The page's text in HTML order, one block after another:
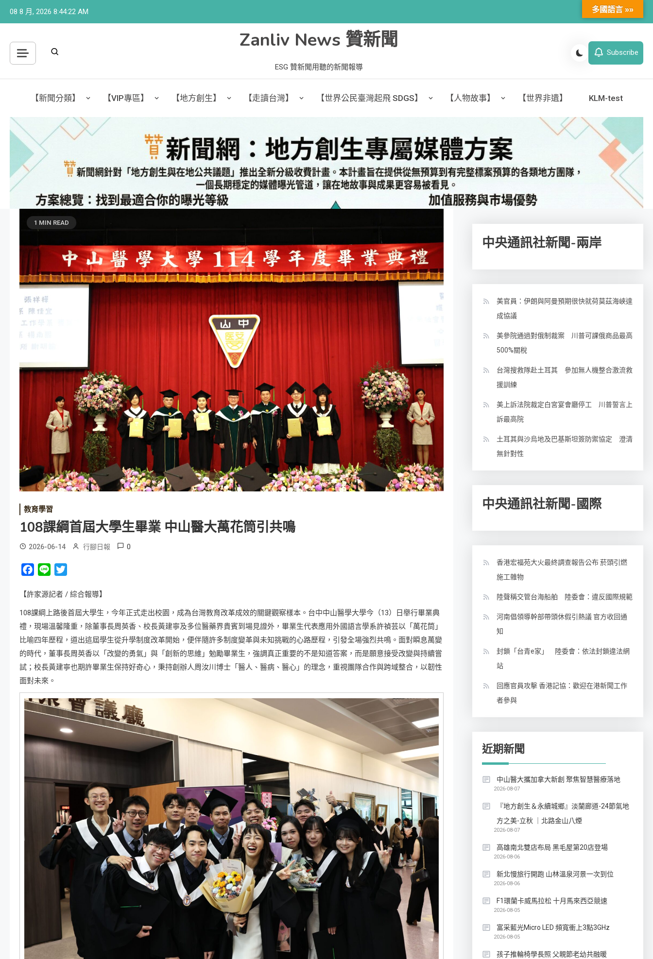
08 8 月, 2026 8:44:25 AM
Zanliv News 贊新聞
ESG 贊新聞用聽的新聞報導
Subscribe
【新聞分類】 【VIP專區】 【地方創生】 【走讀台灣】 【世界公民臺灣起飛 SDGS】 【人物故事】 【世界非遺】 KLM-test
1 MIN READ
教育學習
108課綱首屆大學生畢業 中山醫大萬花筒引共鳴
2026-06-14 行腳日報 0
Facebook
Line
【許家源記者 / 綜合報導】
108課綱上路後首屆大學生，今年正式走出校園，成為台灣教育改革成效的關鍵觀察樣本。台中中山醫學大學今（13）日舉行畢業典
禮，現場溫馨隆重，除董事長周英香、校長黃建寧及多位醫藥界貴賓到場見證外，畢業生代表應用外國語言學系許禎芸以「萬花筒」
比喻四年歷程，道出這屆學生從升學制度改革開始，便伴隨許多制度變革與未知挑戰的心路歷程，引發全場強烈共鳴。面對瞬息萬變
的時代，董事長周英香以「改變的勇氣」與「創新的思維」勉勵畢業生，強調真正重要的不是知道答案，而是願意接受改變與持續嘗
試；校長黃建寧也期許畢業生保持好奇心，秉持創辦人周汝川博士「醫人、醫病、醫心」的理念，重視團隊合作與跨域整合，以韌性
面對未來。
中央通訊社新聞-兩岸
美官員：伊朗與阿曼預期很快就荷莫茲海峽達
成協議
美參院通過對俄制裁案 川普可課俄商品最高
500%關稅
台灣搜救隊赴土耳其 參加無人機整合激流救
援訓練
美上訴法院裁定白宮宴會廳停工 川普誓言上
訴最高院
土耳其與沙烏地及巴基斯坦簽防禦協定 澄清
無針對性
中央通訊社新聞-國際
香港宏福苑大火最終調查報告公布 菸頭引燃
施工雜物
陸聲稱交管台海船舶 陸委會：違反國際規範
河南倡領導幹部帶頭休假引熱議 官方收回通
知
封鎖「台青e家」 陸委會：依法封鎖違法網
站
回應官員攻擊 香港記協：歡迎在港新聞工作
者參與
近期新聞
中山醫大攜加拿大新創 聚焦智慧醫療落地
2026-08-07
『地方創生＆永續城鄉』淡蘭廊道-24節氣地
方之美-立秋 ｜北路金山八煙
2026-08-07
高雄南北雙店布局 黑毛屋第20店登場
2026-08-06
新北慢旅行開跑 山林溫泉河景一次到位
2026-08-06
F1環蘭卡威馬拉松 十月馬來西亞競速
2026-08-05
富采藍光Micro LED 頻寬衝上3點3GHz
2026-08-05
孩子推輪椅學長照 父親節老幼共融暖
多國語言 »»